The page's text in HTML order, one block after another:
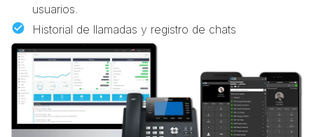
usuarios.
Historial de llamadas y registro de chats